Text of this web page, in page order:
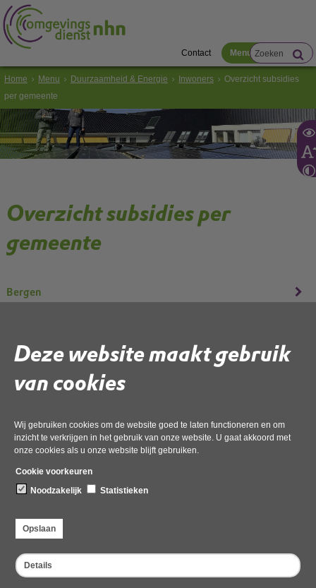
Deze website maakt gebruik
van cookies
Wij gebruiken cookies om de website goed te laten functioneren en om
inzicht te verkrijgen in het gebruik van onze website. U gaat akkoord met
onze cookies als u onze website blijft gebruiken.
Cookie voorkeuren
Noodzakelijk
Statistieken
Opslaan
Details
Contact Menu
Home Menu Duurzaamheid & Energie Inwoners
Overzicht subsidies
per gemeente
Overzicht subsidies per
gemeente
Bergen
Bezoekadres
Dampten 2, 1624 NR Hoorn
Postadres